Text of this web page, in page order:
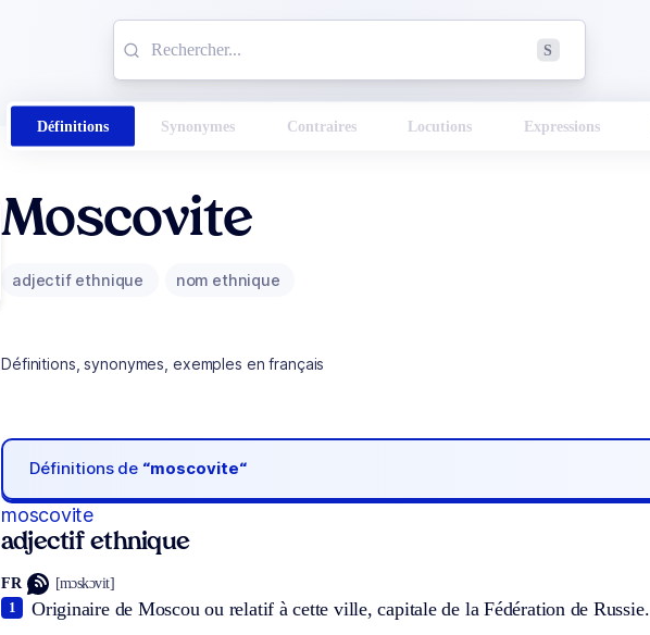
S
Définitions Synonymes Contraires Locutions Expressions
Moscovite
adjectif ethnique nom ethnique
Définitions, synonymes, exemples en français
Définitions de “moscovite“
moscovite
adjectif ethnique
FR [mɔskɔvit]
Originaire de Moscou ou relatif à cette ville, capitale de la Fédération de Russie.
1